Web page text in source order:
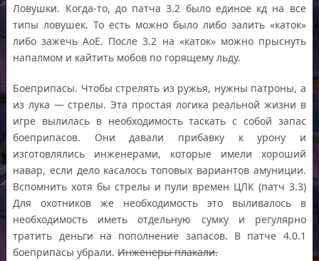
Ловушки. Когда-то, до патча 3.2 было единое кд на все
типы ловушек. То есть можно было либо залить «каток»
либо зажечь AoE. После 3.2 на «каток» можно прыснуть
напалмом и кайтить мобов по горящему льду.
Боеприпасы. Чтобы стрелять из ружья, нужны патроны, а
из лука — стрелы. Эта простая логика реальной жизни в
игре вылилась в необходимость таскать с собой запас
боеприпасов. Они давали прибавку к урону и
изготовлялись инженерами, которые имели хороший
навар, если дело касалось топовых вариантов амуниции.
Вспомнить хотя бы стрелы и пули времен ЦЛК (патч 3.3)
Для охотников же необходимость это выливалось в
необходимость иметь отдельную сумку и регулярно
тратить деньги на пополнение запасов. В патче 4.0.1
боеприпасы убрали.Инженеры плакали.